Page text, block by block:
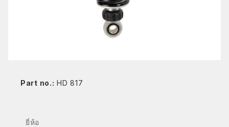
Part no.: HD 817
ยี่ห้อ